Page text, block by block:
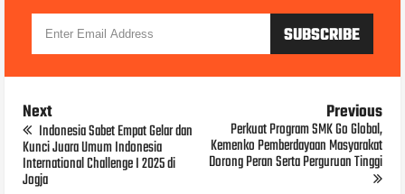
Next
Indonesia Sabet Empat Gelar dan
Kunci Juara Umum Indonesia
International Challenge I 2025 di
Jogja
Previous
Perkuat Program SMK Go Global,
Kemenko Pemberdayaan Masyarakat
Dorong Peran Serta Perguruan Tinggi